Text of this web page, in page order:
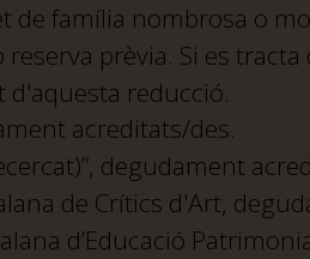
de família nombrosa o
prèvia. Si es
reducció.
acreditats/des.
degudament
de Crítics d'Art,
d’Educació